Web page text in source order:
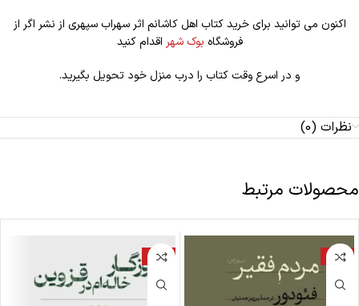
اکنون می توانید برای خرید کتاب اهل کاشانم اثر سهراب سپهری از نشر اگر از
فروشگاه بوک شهر اقدام کنید
و در اسرع وقت کتاب را درب منزل خود تحویل بگیرید.
نظرات (0)
محصولات مرتبط
-18%
-18%